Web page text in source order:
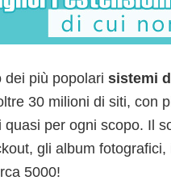
dei più popolari sistemi
30 milioni di siti, con
quasi per ogni scopo. Il
gli album
5000!